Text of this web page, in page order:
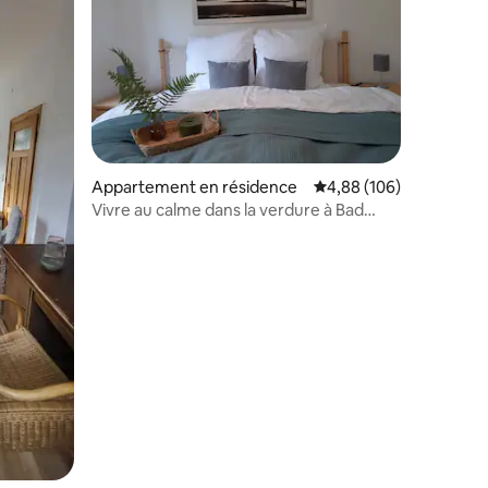
: 4,96 sur 5
Appartement en résidence Évaluation moyenne
4,88 (106)
Vivre au calme dans la verdure à Bad